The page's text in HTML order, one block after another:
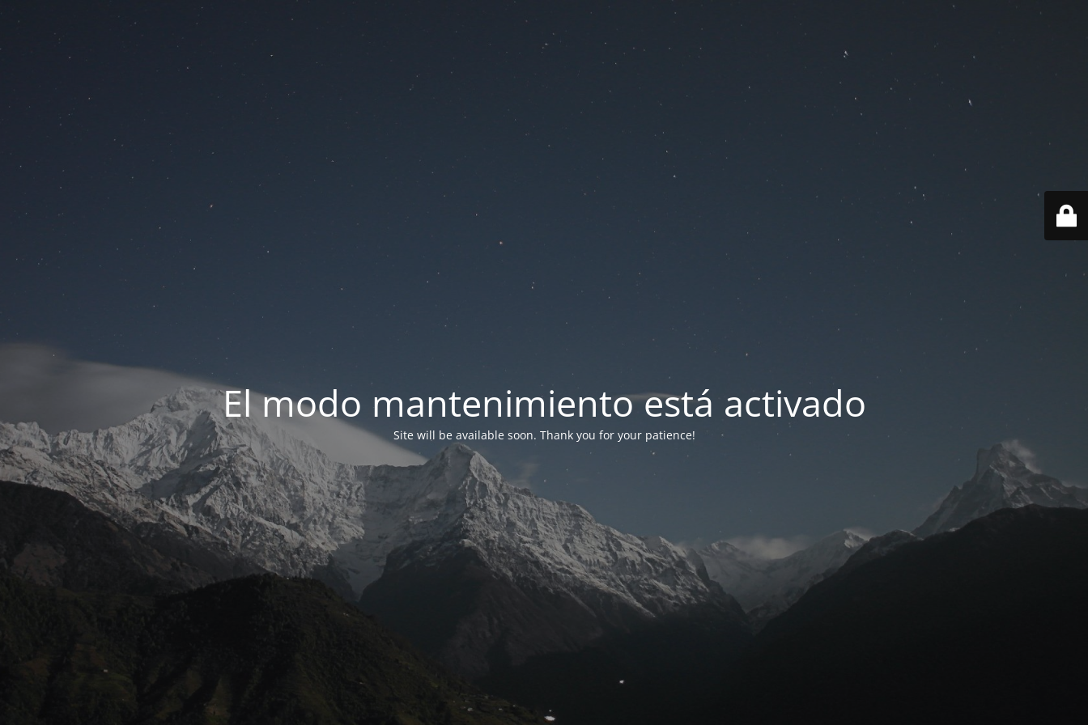
El modo mantenimiento está activado
Site will be available soon. Thank you for your patience!